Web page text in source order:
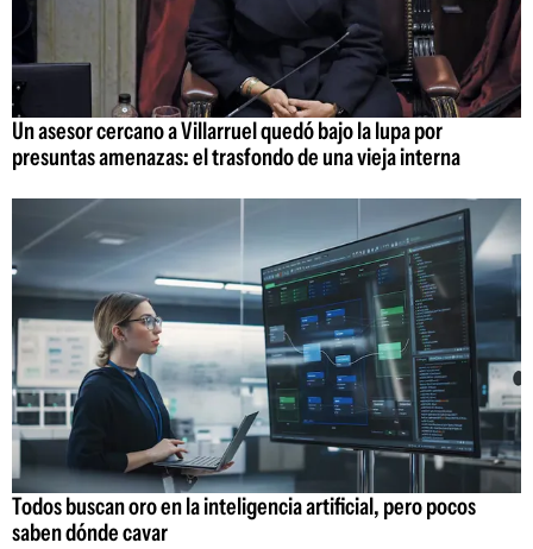
Un asesor cercano a Villarruel quedó bajo la lupa por
presuntas amenazas: el trasfondo de una vieja interna
Todos buscan oro en la inteligencia artificial, pero pocos
saben dónde cavar